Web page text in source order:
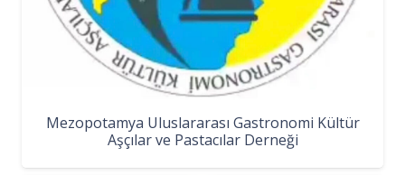
Mezopotamya Uluslararası Gastronomi Kültür
Aşçılar ve Pastacılar Derneği